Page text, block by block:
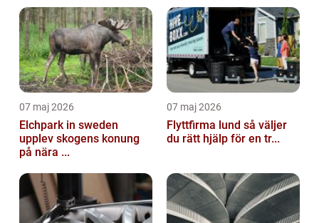
07 maj 2026
Elchpark in sweden
upplev skogens konung
på nära ...
07 maj 2026
Flyttfirma lund så väljer
du rätt hjälp för en tr...